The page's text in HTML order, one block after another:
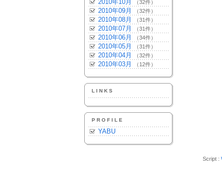
2010年10月 （32件）
2010年09月 （32件）
2010年08月 （31件）
2010年07月 （31件）
2010年06月 （34件）
2010年05月 （31件）
2010年04月 （32件）
2010年03月 （12件）
LINKS
PROFILE
YABU
Script :